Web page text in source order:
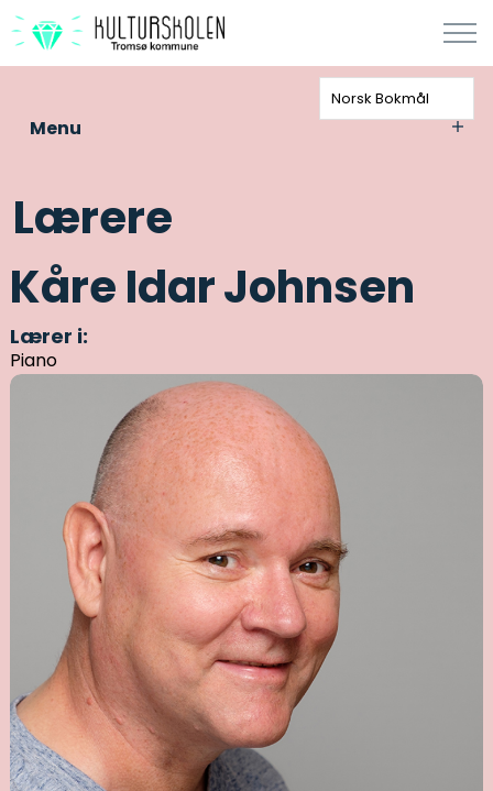
Menu
Lærere
Kåre Idar Johnsen
Lærer i:
Piano
Norsk Bokmål